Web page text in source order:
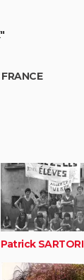
Patrick SARTORI